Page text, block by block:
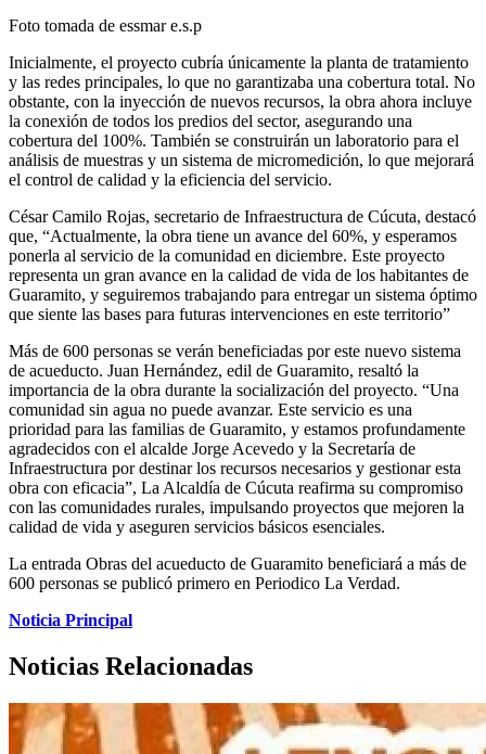
Foto tomada de essmar e.s.p
Inicialmente, el proyecto cubría únicamente la planta de tratamiento
y las redes principales, lo que no garantizaba una cobertura total. No
obstante, con la inyección de nuevos recursos, la obra ahora incluye
la conexión de todos los predios del sector, asegurando una
cobertura del 100%. También se construirán un laboratorio para el
análisis de muestras y un sistema de micromedición, lo que mejorará
el control de calidad y la eficiencia del servicio.
César Camilo Rojas, secretario de Infraestructura de Cúcuta, destacó
que, “Actualmente, la obra tiene un avance del 60%, y esperamos
ponerla al servicio de la comunidad en diciembre. Este proyecto
representa un gran avance en la calidad de vida de los habitantes de
Guaramito, y seguiremos trabajando para entregar un sistema óptimo
que siente las bases para futuras intervenciones en este territorio”
Más de 600 personas se verán beneficiadas por este nuevo sistema
de acueducto. Juan Hernández, edil de Guaramito, resaltó la
importancia de la obra durante la socialización del proyecto. “Una
comunidad sin agua no puede avanzar. Este servicio es una
prioridad para las familias de Guaramito, y estamos profundamente
agradecidos con el alcalde Jorge Acevedo y la Secretaría de
Infraestructura por destinar los recursos necesarios y gestionar esta
obra con eficacia”, La Alcaldía de Cúcuta reafirma su compromiso
con las comunidades rurales, impulsando proyectos que mejoren la
calidad de vida y aseguren servicios básicos esenciales.
La entrada Obras del acueducto de Guaramito beneficiará a más de
600 personas se publicó primero en Periodico La Verdad.
Noticia Principal
Noticias Relacionadas